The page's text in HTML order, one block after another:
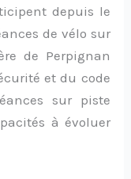
depuis le
de vélo sur
de Perpignan
et du code
sur piste
à évoluer